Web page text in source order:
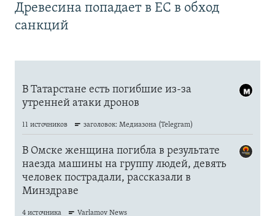
Древесина попадает в ЕС в обход
санкций